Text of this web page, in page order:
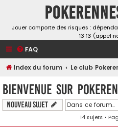
Jouer comporte des risques :
13 13 (appel
FAQ
Index du forum Le club
Bienvenue sur
Nouveau sujet
14 sujets •